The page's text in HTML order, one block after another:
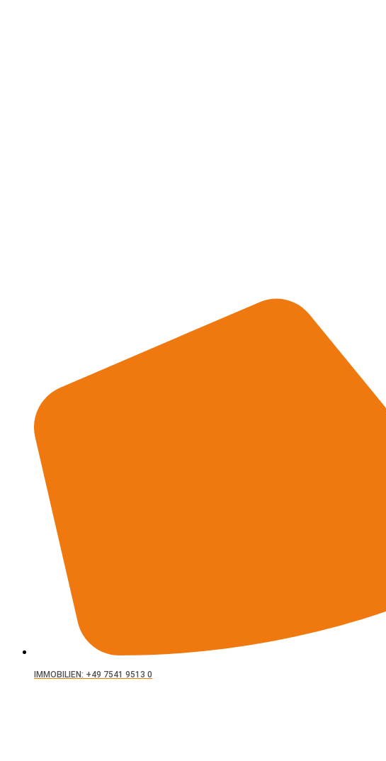
IMMOBILIEN: +49 7541 9513 0